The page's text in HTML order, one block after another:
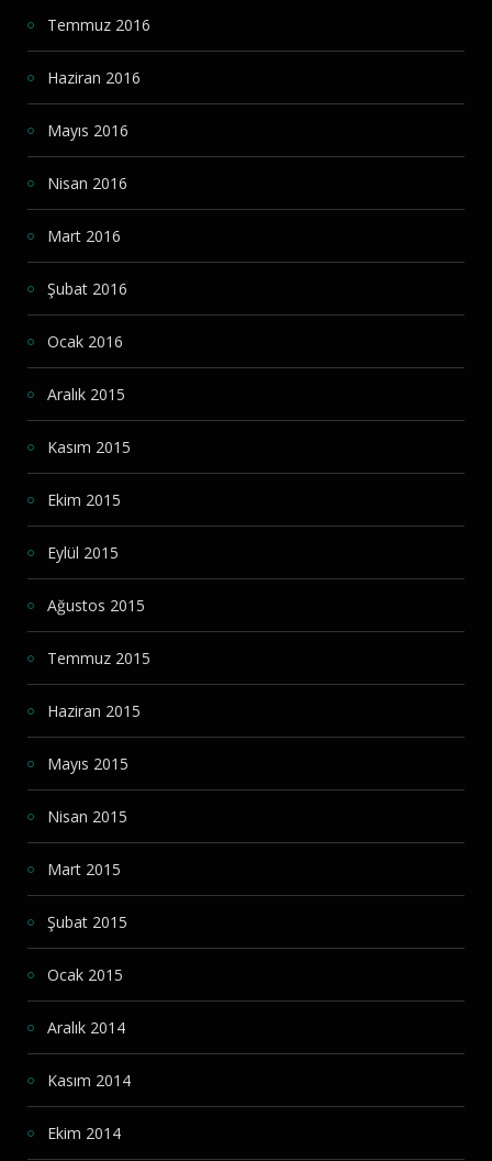
Temmuz 2016
Haziran 2016
Mayıs 2016
Nisan 2016
Mart 2016
Şubat 2016
Ocak 2016
Aralık 2015
Kasım 2015
Ekim 2015
Eylül 2015
Ağustos 2015
Temmuz 2015
Haziran 2015
Mayıs 2015
Nisan 2015
Mart 2015
Şubat 2015
Ocak 2015
Aralık 2014
Kasım 2014
Ekim 2014